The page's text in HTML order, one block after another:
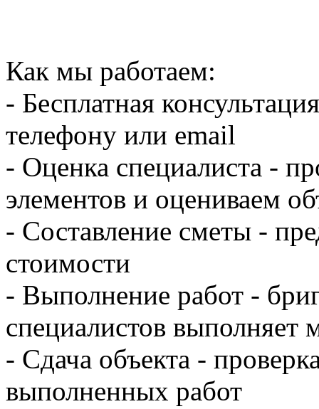
Как мы работаем:
- Бесплатная
телефону или email
- Оценка специалиста -
элементов и оцениваем
- Составление сметы -
стоимости
- Выполнение работ -
специалистов выполняет
- Сдача объекта -
выполненных работ